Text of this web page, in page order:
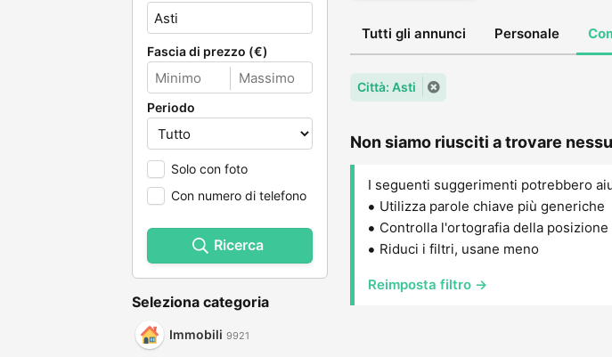
Fascia di prezzo (€)
Periodo
Solo con foto
Con numero di telefono
Ricerca
Seleziona categoria
Immobili 9921
Tutti gli annunci Personale
Città: Asti
Non siamo riusciti a trovare
I seguenti suggerimenti potrebbero
Utilizza parole chiave più generiche
Controlla l'ortografia della posizione
Riduci i filtri, usane meno
Reimposta filtro →